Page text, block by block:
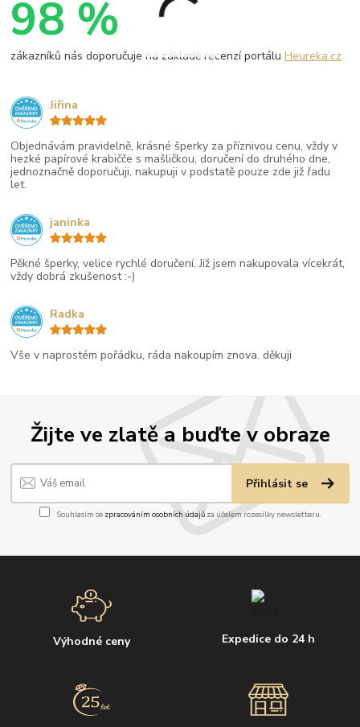
Žijte ve zlatě a buďte v obraze
Přihlásit se
Souhlasím se zpracováním osobních údajůza účelem rozesílky newsletteru.
Výhodné ceny Expedice do 24 h
98 %
zákazníků nás doporučuje na základě recenzí portáluHeureka.cz
Objednávám pravidelně, krásné šperky za příznivou cenu, vždy v
hezké papírové krabičče s mašličkou, doručení do druhého dne,
jednoznačně doporučuji, nakupuji v podstatě pouze zde již řadu
let.
Jiřina
Pěkné šperky, velice rychlé doručení. Již jsem nakupovala vícekrát,
vždy dobrá zkušenost :-)
janinka
Vše v naprostém pořádku, ráda nakoupím znova. děkuji
Radka